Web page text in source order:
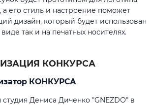
а его стиль и настроение поможет
дизайн, который будет использован
так и на печатных носителях.
КОНКУРСА
КОНКУРСА
Дениса Диченко "GNEZDO" в